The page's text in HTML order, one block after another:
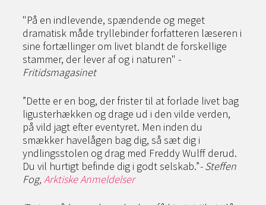
"På en indlevende, spændende og meget
dramatisk måde tryllebinder forfatteren læseren i
sine fortællinger om livet blandt de forskellige
stammer, der lever af og i naturen" -
Fritidsmagasinet
”Dette er en bog, der frister til at forlade livet bag
ligusterhækken og drage ud i den vilde verden,
på vild jagt efter eventyret. Men inden du
smækker havelågen bag dig, så sæt dig i
yndlingsstolen og drag med Freddy Wulff derud.
Du vil hurtigt befinde dig i godt selskab.”- Steffen
Fog, Arktiske Anmeldelser